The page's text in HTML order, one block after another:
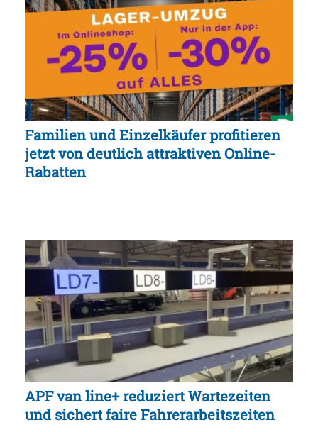
Familien und Einzelkäufer profitieren
jetzt von deutlich attraktiven Online-
Rabatten
APF van line+ reduziert Wartezeiten
und sichert faire Fahrerarbeitszeiten